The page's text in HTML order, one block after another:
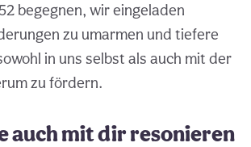
begegnen, wir eingeladen
zu umarmen und tiefere
in uns selbst als auch mit der
zu fördern.
auch mit dir resonieren